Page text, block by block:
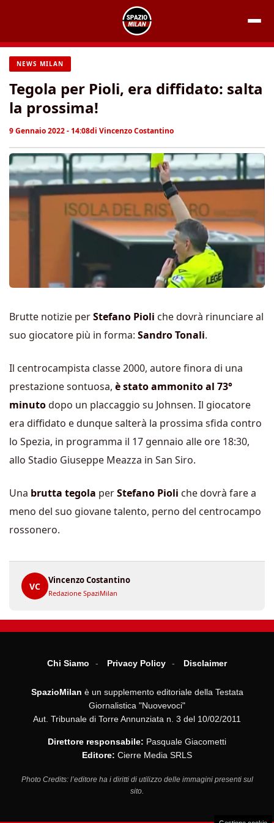
contenuto
NEWS MILAN
Tegola per Pioli, era diffidato: salta
la prossima!
9 Gennaio 2022 - 14:08di Vincenzo Costantino
Brutte notizie perStefano Pioli che dovrà rinunciare al
suo giocatore più in forma: Sandro Tonali.
Il centrocampista classe 2000, autore finora di una
prestazione sontuosa, è stato ammonito al 73°
minutodopo un placcaggio su Johnsen. Il giocatore
era diffidato e dunque salterà la prossima sfida contro
lo Spezia, in programma il 17 gennaio alle ore 18:30,
allo Stadio Giuseppe Meazza in San Siro.
Una brutta tegola perStefano Pioli che dovrà fare a
meno del suo giovane talento, perno del centrocampo
rossonero.
VC
Vincenzo Costantino
Redazione SpaziMilan
Chi Siamo Privacy Policy Disclaimer
SpazioMilan è un supplemento editoriale della Testata
Giornalistica "Nuovevoci"
Aut. Tribunale di Torre Annunziata n. 3 del 10/02/2011
Direttore responsabile: Pasquale Giacometti
Editore: Cierre Media SRLS
Photo Credits: l’editore ha i diritti di utilizzo delle immagini presenti sul
sito.